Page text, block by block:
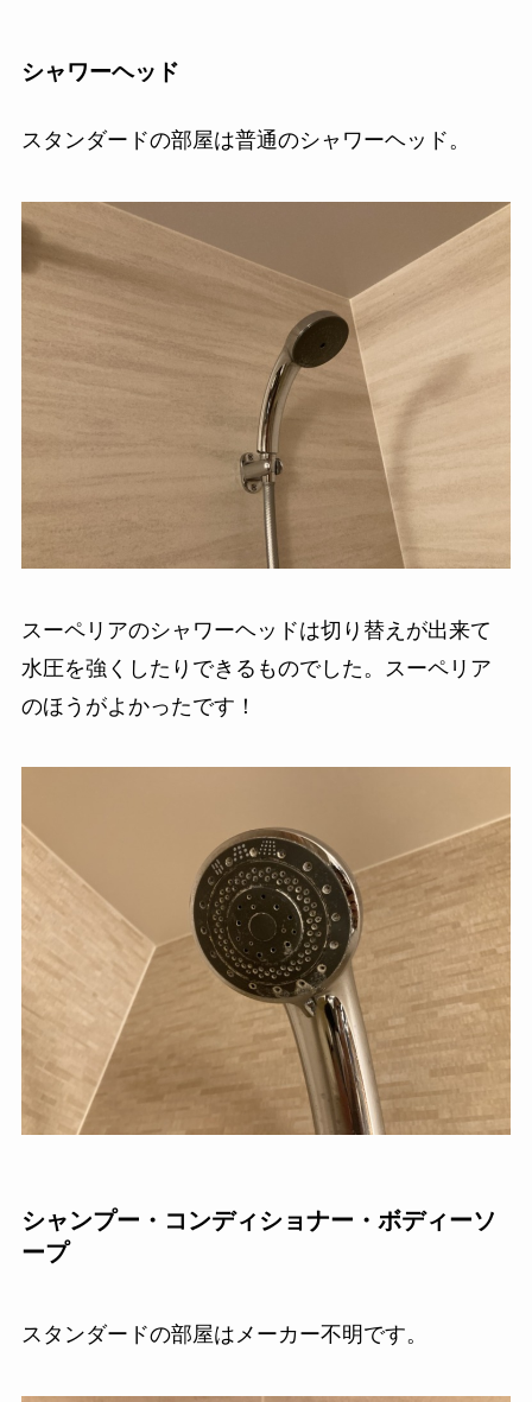
シャワーヘッド
スタンダードの部屋は普通のシャワーヘッド。
スーペリアのシャワーヘッドは切り替えが出来て
水圧を強くしたりできるものでした。スーペリア
のほうがよかったです！
シャンプー・コンディショナー・ボディーソ
ープ
スタンダードの部屋はメーカー不明です。